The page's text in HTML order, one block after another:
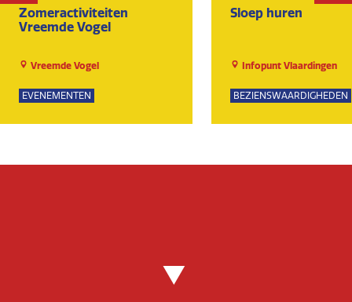
Zomeractiviteiten
Vreemde Vogel
Vreemde Vogel
EVENEMENTEN
Sloep huren
Infopunt Vlaardingen
BEZIENSWAARDIGHEDEN